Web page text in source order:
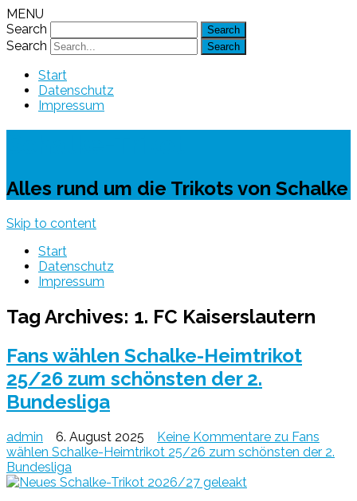
MENU
Search
Search
Start
Datenschutz
Impressum
Alles rund um die Trikots von Schalke
Skip to content
Start
Datenschutz
Impressum
Tag Archives: 1. FC Kaiserslautern
Fans wählen Schalke-Heimtrikot
25/26 zum schönsten der 2.
Bundesliga
admin 6. August 2025 Keine Kommentare zu Fans
wählen Schalke-Heimtrikot 25/26 zum schönsten der 2.
Bundesliga